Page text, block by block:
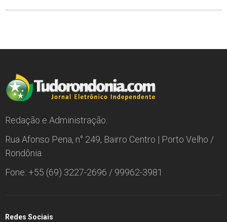
Redação e Administração:
Rua Afonso Pena, n° 249, Bairro Centro | Porto Velho /
Rondônia
Fone: +55 (69) 3227-2696 / 99962-3981
Redes Sociais